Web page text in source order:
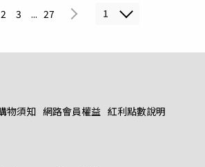
2 3 ... 27 1
物須知 網路會員權益 紅利點數說明